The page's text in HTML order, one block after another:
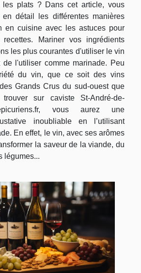
les plats ? Dans cet article, vous
détail les différentes manières
en cuisine avec les astuces pour
recettes. Mariner vos ingrédients
les plus courantes d'utiliser le vin
l'utiliser comme marinade. Peu
du vin, que ce soit des vins
Grands Crus du sud-ouest que
sur caviste St-André-de-
vous aurez une
inoubliable en l’utilisant
En effet, le vin, avec ses arômes
la saveur de la viande, du
légumes...